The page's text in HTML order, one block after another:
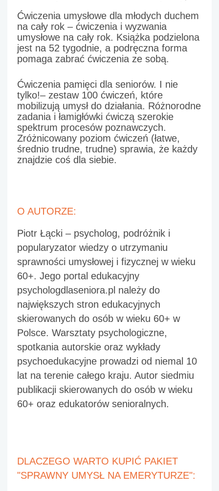
Ćwiczenia umysłowe dla młodych duchem
na cały rok – ćwiczenia i wyzwania
umysłowe na cały rok. Książka podzielona
jest na 52 tygodnie, a podręczna forma
pomaga zabrać ćwiczenia ze sobą.
Ćwiczenia pamięci dla seniorów. I nie
tylko!– zestaw 100 ćwiczeń, które
mobilizują umysł do działania. Różnorodne
zadania i łamigłówki ćwiczą szerokie
spektrum procesów poznawczych.
Zróżnicowany poziom ćwiczeń (łatwe,
średnio trudne, trudne) sprawia, że każdy
znajdzie coś dla siebie.
O AUTORZE:
Piotr Łącki – psycholog, podróżnik i
popularyzator wiedzy o utrzymaniu
sprawności umysłowej i fizycznej w wieku
psychologdlaseniora.pl należy do
największych stron edukacyjnych
skierowanych do osób w wieku 60+ w
Polsce. Warsztaty psychologiczne,
spotkania autorskie oraz wykłady
psychoedukacyjne prowadzi od niemal 10
lat na terenie całego kraju. Autor siedmiu
publikacji skierowanych do osób w wieku
60+ oraz edukatorów senioralnych.
DLACZEGO WARTO KUPIĆ PAKIET
"SPRAWNY UMYSŁ NA EMERYTURZE":